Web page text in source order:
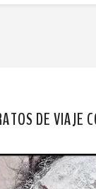
DE VIAJE